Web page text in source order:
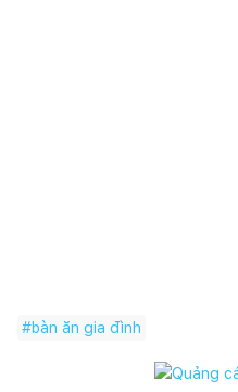
#bàn ăn gia đình